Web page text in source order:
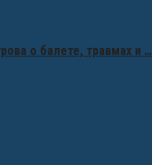
о балете, травмах и …